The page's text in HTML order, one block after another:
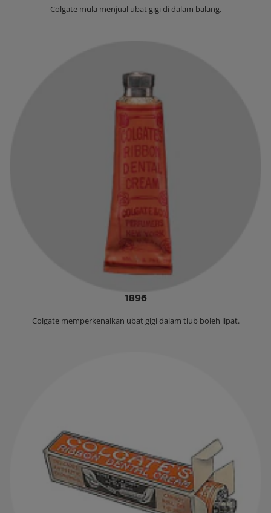
‌Colgate mula menjual ubat gigi di dalam balang.
1896
‌Colgate memperkenalkan ubat gigi dalam tiub boleh lipat.